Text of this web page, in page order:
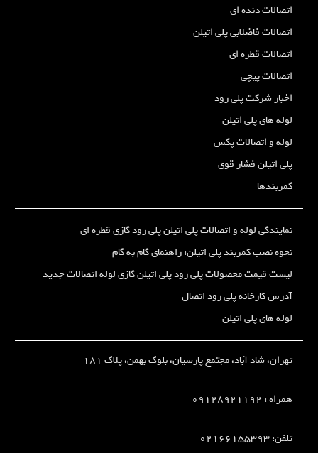
اتصالات دنده ای
اتصالات فاضلابی پلی اتیلن
اتصالات قطره ای
اتصالات پیچی
اخبار شرکت پلی رود
لوله های پلی اتیلن
لوله و اتصالات پکس
پلی اتیلن فشار قوی
کمربندها
نمایندگی لوله و اتصالات پلی اتیلن پلی رود گازی قطره ای
نحوه نصب کمربند پلی اتیلن: راهنمای گام به گام
لیست قیمت محصولات پلی رود پلی اتیلن گازی لوله اتصالات جدید
آدرس کارخانه پلی رود اتصال
لوله های پلی اتیلن
تهران، شاد آباد، مجتمع پارسیان، بلوک بهمن، پلاک 181
همراه : 09128921192
تلفن: 02166155393